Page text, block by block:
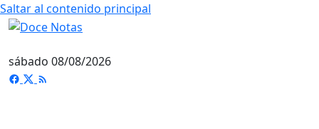
Saltar al contenido principal
sábado 08/08/2026